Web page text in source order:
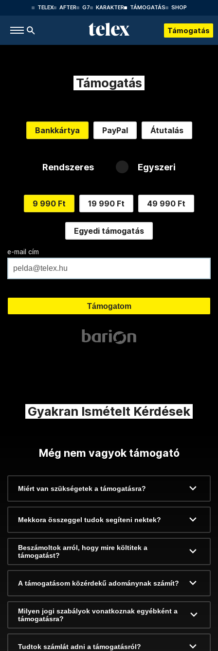
TELEX AFTER G7 KARAKTER TÁMOGATÁS SHOP
Támogatás
Támogatás
Bankkártya PayPal Átutalás
Rendszeres Egyszeri
9 990 Ft 19 990 Ft 49 990 Ft
Egyedi támogatás
e-mail cím
Gyakran Ismételt Kérdések
Még nem vagyok támogató
Miért van szükségetek a támogatásra?
Mekkora összeggel tudok segíteni nektek?
Beszámoltok arról, hogy mire költitek a
támogatást?
A támogatásom közérdekű adománynak számít?
Milyen jogi szabályok vonatkoznak egyébként a
támogatásra?
Tudtok számlát adni a támogatásról?